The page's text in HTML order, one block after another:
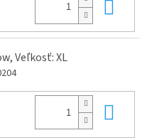
Veľkosť: XL